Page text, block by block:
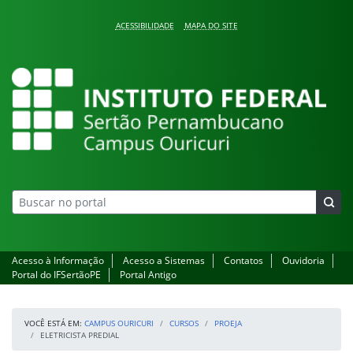
ACESSIBILIDADE MAPA DO SITE
Campus Ouricuri
Acesso à Informação Acesso a Sistemas Contatos
Ouvidoria
Portal do IFSertãoPE
Portal Antigo
VOCÊ ESTÁ EM: CAMPUS OURICURI CURSOS
PROEJA
ELETRICISTA PREDIAL